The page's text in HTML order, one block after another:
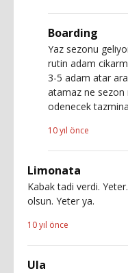
Boarding
Yaz sezonu
rutin adam
3-5 adam atar
atamaz ne sezon
odenecek
10 yıl önce
Limonata
Kabak tadi verdi.
olsun. Yeter ya.
10 yıl önce
Ula